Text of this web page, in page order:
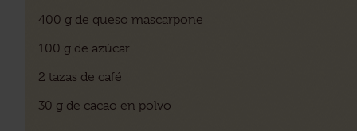
400 g de queso mascarpone
100 g de azúcar
2 tazas de café
30 g de cacao en polvo